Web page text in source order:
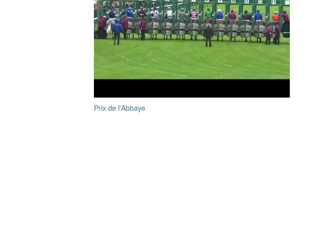
Prix de l'Abbaye